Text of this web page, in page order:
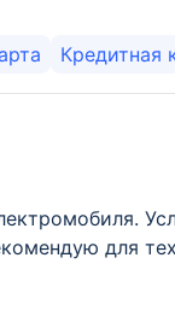
Кредитная
для